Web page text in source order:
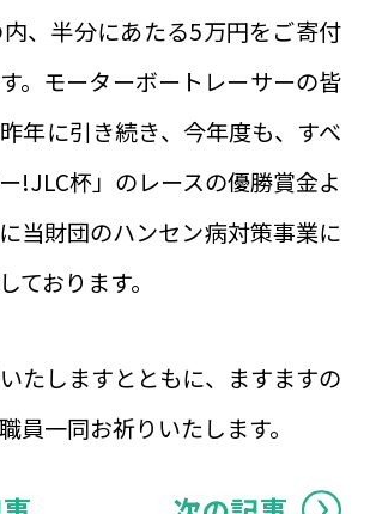
、半分にあたる5万円をご寄付
。モーターボートレーサーの皆
年に引き続き、今年度も、すべ
!JLC杯」のレースの優勝賞金よ
当財団のハンセン病対策事業に
ております。
たしますとともに、ますますの
員一同お祈りいたします。